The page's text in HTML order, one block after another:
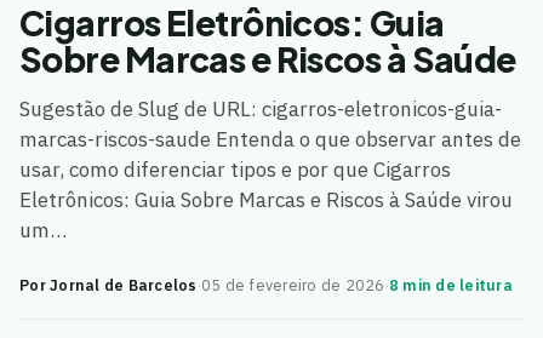
Cigarros Eletrônicos: Guia
Sobre Marcas e Riscos à Saúde
Sugestão de Slug de URL: cigarros-eletronicos-guia-
marcas-riscos-saude Entenda o que observar antes de
usar, como diferenciar tipos e por que Cigarros
Eletrônicos: Guia Sobre Marcas e Riscos à Saúde virou
um…
Por Jornal de Barcelos·05 de fevereiro de 2026·8 min de leitura